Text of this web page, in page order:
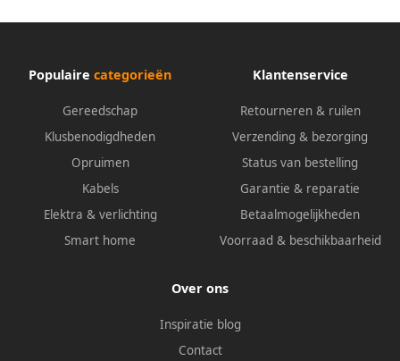
Populaire categorieën
Gereedschap
Klusbenodigdheden
Opruimen
Kabels
Elektra & verlichting
Smart home
Klantenservice
Retourneren & ruilen
Verzending & bezorging
Status van bestelling
Garantie & reparatie
Betaalmogelijkheden
Voorraad & beschikbaarheid
Over ons
Inspiratie blog
Contact